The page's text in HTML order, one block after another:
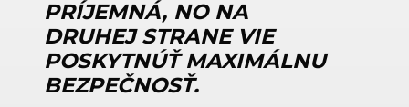
PRÍJEMNÁ, NO NA
DRUHEJ STRANE VIE
POSKYTNÚŤ MAXIMÁLNU
BEZPEČNOSŤ.